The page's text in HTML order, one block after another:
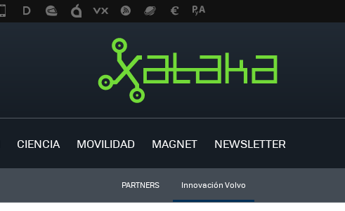
CIENCIA MOVILIDAD MAGNET NEWSLETTER
PARTNERS Innovación Volvo